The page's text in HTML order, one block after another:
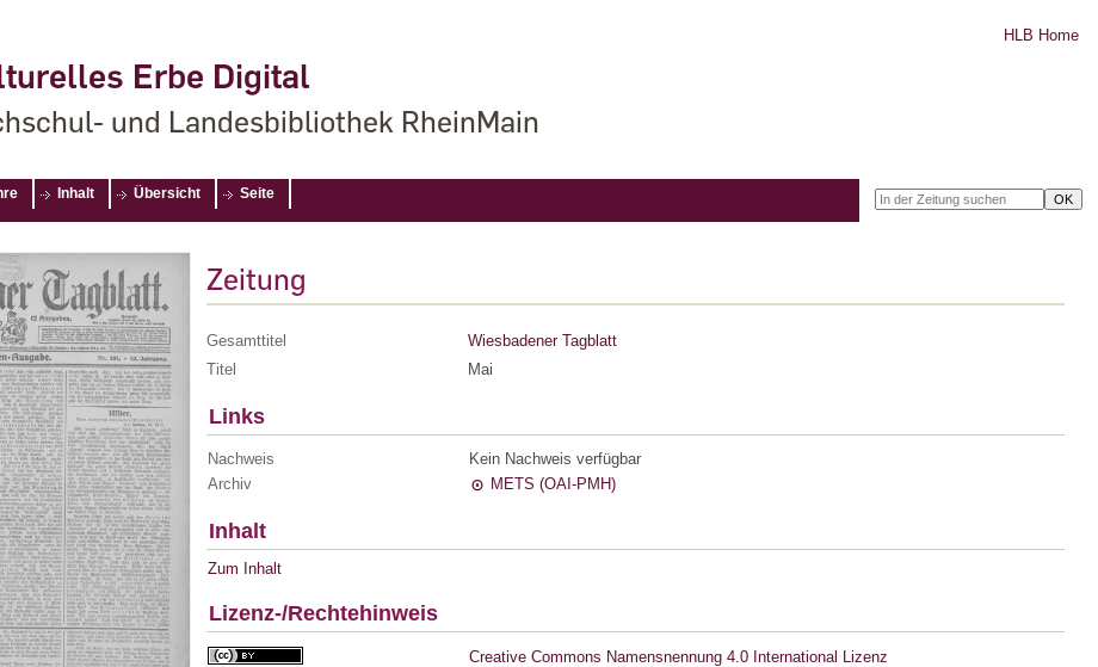
Erbe Digital
und Landesbibliothek RheinMain
HLB Home
Inhalt Übersicht Seite
Zeitung
Gesamttitel
Wiesbadener Tagblatt
Titel
Mai
Links
Nachweis
Kein Nachweis verfügbar
Archiv
METS (OAI-PMH)
Inhalt
Zum Inhalt
Lizenz-/Rechtehinweis
Creative Commons Namensnennung 4.0 International Lizenz